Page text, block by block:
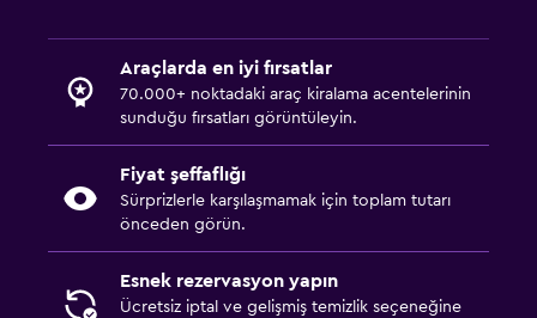
Araçlarda en iyi fırsatlar
70.000+ noktadaki araç kiralama acentelerinin
sunduğu fırsatları görüntüleyin.
Fiyat şeffaflığı
Sürprizlerle karşılaşmamak için toplam tutarı
önceden görün.
Esnek rezervasyon yapın
Ücretsiz iptal ve gelişmiş temizlik seçeneğine